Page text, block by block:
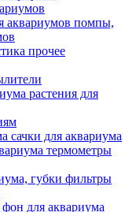
помпы,
прочее
растения для
сачки для аквариума
термометры
фильтры
фон для аквариума